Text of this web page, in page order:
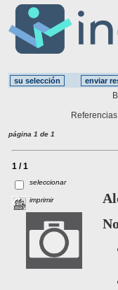
página 1 de 1
1 / 1
seleccionar
imprimir